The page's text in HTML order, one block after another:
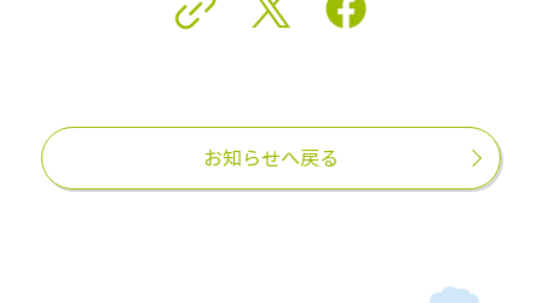
お知らせへ戻る